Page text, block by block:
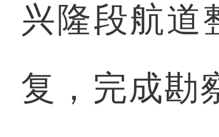
兴隆段航道
复，完成勘